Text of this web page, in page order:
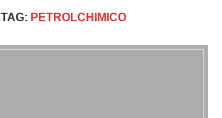
TAG: PETROLCHIMICO